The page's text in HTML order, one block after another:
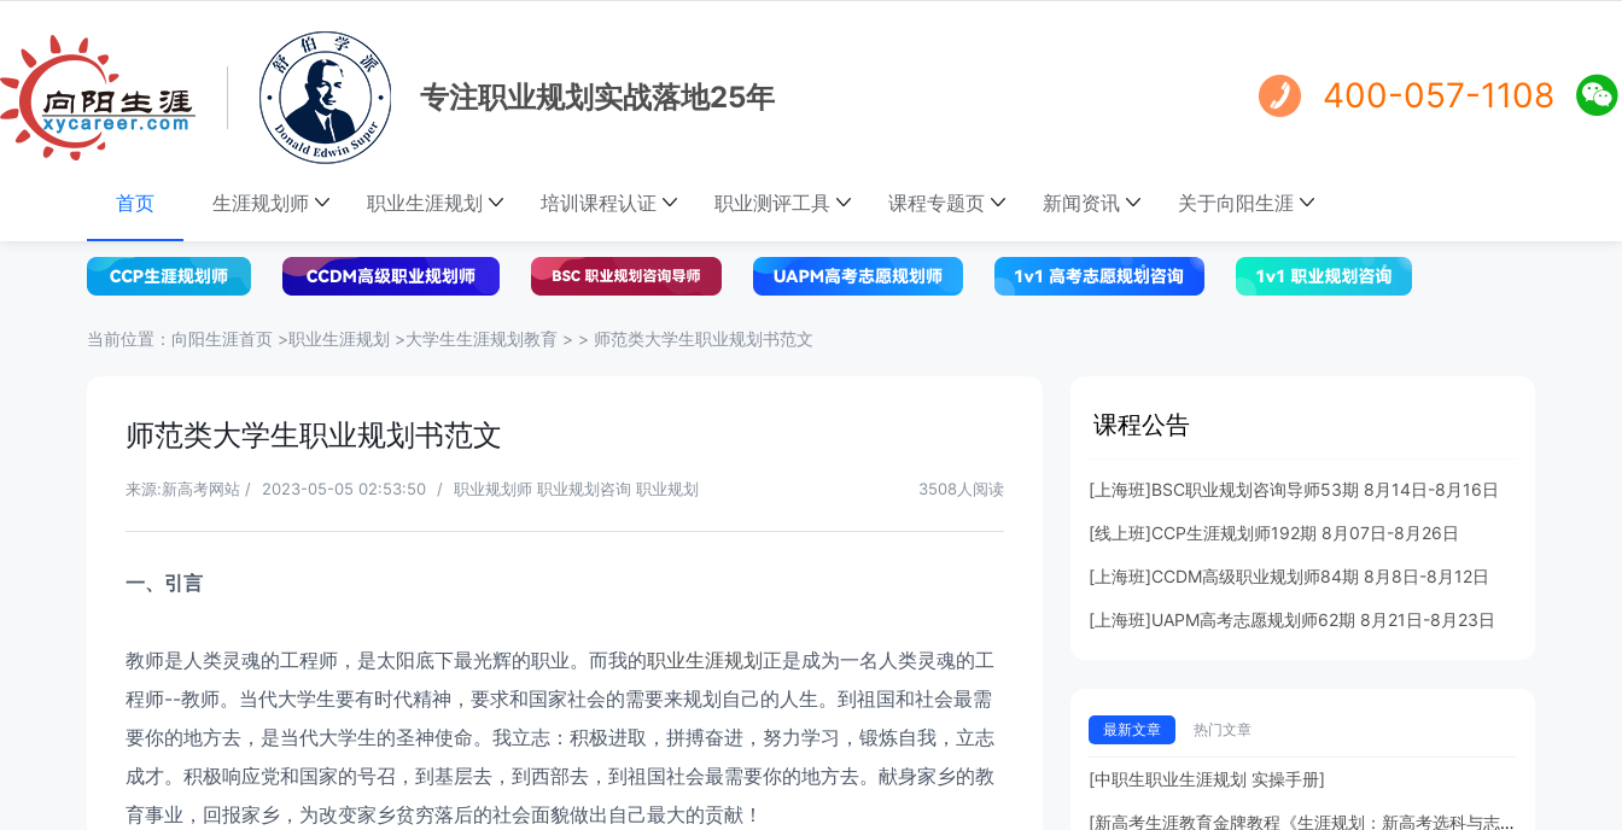
专注职业规划实战落地25年 400-057-1108
首页 生涯规划师 职业生涯规划 培训课程认证 职业测评工具 课程专题页 新闻资讯 关于向阳生涯
当前位置： 向阳生涯首页 >职业生涯规划 >大学生生涯规划教育 > > 师范类大学生职业规划书范文
师范类大学生职业规划书范文
3508人阅读
来源:新高考网站 / 2023-05-05 02:53:50 / 职业规划师 职业规划咨询 职业规划
一、引言
教师是人类灵魂的工程师，是太阳底下最光辉的职业。而我的职业生涯规划正是成为一名人类灵魂的工
程师--教师。当代大学生要有时代精神，要求和国家社会的需要来规划自己的人生。到祖国和社会最需
要你的地方去，是当代大学生的圣神使命。我立志：积极进取，拼搏奋进，努力学习，锻炼自我，立志
成才。积极响应党和国家的号召，到基层去，到西部去，到祖国社会最需要你的地方去。献身家乡的教
育事业，回报家乡，为改变家乡贫穷落后的社会面貌做出自己最大的贡献！
课程公告
[上海班]BSC职业规划咨询导师53期 8月14日-8月16日
[线上班]CCP生涯规划师192期 8月07日-8月26日
[上海班]CCDM高级职业规划师84期 8月8日-8月12日
[上海班]UAPM高考志愿规划师62期 8月21日-8月23日
最新文章 热门文章
[中职生职业生涯规划 实操手册]
[新高考生涯教育金牌教程《生涯规划：新高考选科与志愿规划指引》由中央一级出版社正式出版，预售超过100000册！深圳市光明]